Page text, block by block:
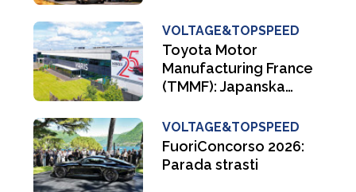
VOLTAGE&TOPSPEED
Toyota Motor
Manufacturing France
(TMMF): Japanska
kupca
VOLTAGE&TOPSPEED
FuoriConcorso 2026:
Parada strasti